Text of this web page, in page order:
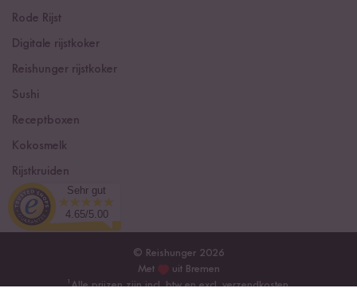
Rode Rijst
Digitale rijstkoker
Reishunger rijstkoker
Sushi
Receptboxen
Kokosmelk
Rijstkruiden
Curry kruidenpasta's
© Reishunger 2026
Met
uit Bremen
¹Alle prijzen zijn incl. btw en excl.verzendkosten.
Sehr gut
4.65/5.00